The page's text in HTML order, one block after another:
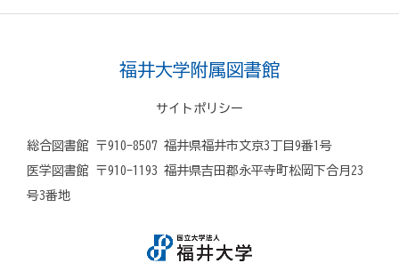
福井大学附属図書館
サイトポリシー
総合図書館 〒910-8507 福井県福井市文京3丁目9番1号
医学図書館 〒910-1193 福井県吉田郡永平寺町松岡下合月23
号3番地